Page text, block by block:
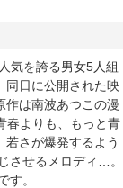
気を誇る男女5人組
同日に公開された映
作は南波あつこの漫
春よりも、もっと青
若さが爆発するよう
させるメロディ…。
す。